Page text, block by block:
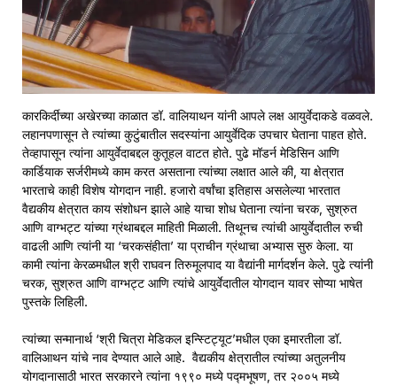
कारकिर्दीच्या अखेरच्या काळात डॉ. वालियाथन यांनी आपले लक्ष आयुर्वेदाकडे वळवले.
लहानपणासून ते त्यांच्या कुटुंबातील सदस्यांना आयुर्वेदिक उपचार घेताना पाहत होते.
तेव्हापासून त्यांना आयुर्वेदाबद्दल कुतूहल वाटत होते. पुढे मॉडर्न मेडिसिन आणि
कार्डियाक सर्जरीमध्ये काम करत असताना त्यांच्या लक्षात आले की, या क्षेत्रात
भारताचे काही विशेष योगदान नाही. हजारो वर्षांचा इतिहास असलेल्या भारतात
वैद्यकीय क्षेत्रात काय संशोधन झाले आहे याचा शोध घेताना त्यांना चरक, सुश्रुत
आणि वाग्भट्ट यांच्या ग्रंथाबद्दल माहिती मिळाली. तिथूनच त्यांची आयुर्वेदातील रुची
वाढली आणि त्यांनी या ‘चरकसंहीता’ या प्राचीन ग्रंथाचा अभ्यास सुरु केला. या
कामी त्यांना केरळमधील श्री राघवन तिरुमूलपाद या वैद्यांनी मार्गदर्शन केले. पुढे त्यांनी
चरक, सुश्रुत आणि वाग्भट्ट आणि त्यांचे आयुर्वेदातील योगदान यावर सोप्या भाषेत
पुस्तके लिहिली.
त्यांच्या सन्मानार्थ ‘श्री चित्रा मेडिकल इन्स्टिट्यूट’मधील एका इमारतीला डॉ.
वालिआथन यांचे नाव देण्यात आले आहे. वैद्यकीय क्षेत्रातील त्यांच्या अतुलनीय
योगदानासाठी भारत सरकारने त्यांना १९९० मध्ये पद्मभूषण, तर २००५ मध्ये